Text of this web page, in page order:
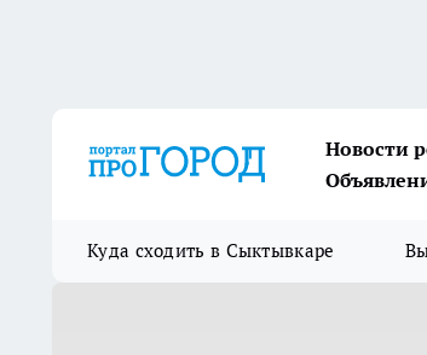
Новости
Куда сходить в Сыктывкаре